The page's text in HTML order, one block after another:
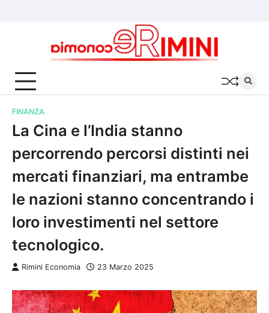
siamo
Policy
Policy
FINANZA
La Cina e l’India stanno
percorrendo percorsi distinti nei
mercati finanziari, ma entrambe
le nazioni stanno concentrando i
loro investimenti nel settore
tecnologico.
Rimini Economia 23 Marzo 2025